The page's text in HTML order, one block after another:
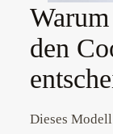
den
Dieses